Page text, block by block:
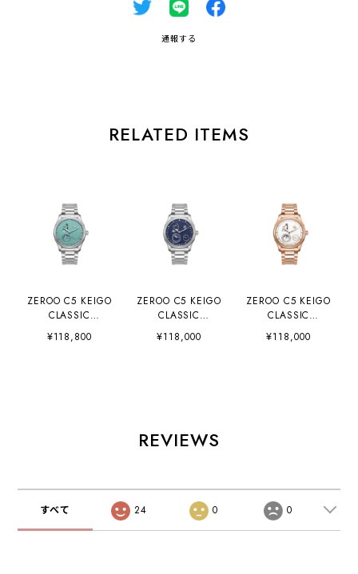
通報する
RELATED ITEMS
ZEROO C5 KEIGO
CLASSIC
AUTOMATIC
MOON PHASE
¥118,800
ZEROO C5 KEIGO
CLASSIC
AUTOMATIC
MOON PHASE
¥118,000
ZEROO C5 KEIGO
CLASSIC
AUTOMATIC
MOON PHASE
¥118,000
REVIEWS
すべて 24 0 0